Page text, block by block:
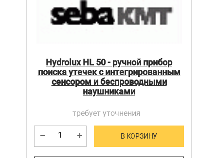
Hydrolux HL 50 - ручной прибор
поиска утечек с интегрированным
сенсором и беспроводными
наушниками
требует уточнения
В КОРЗИНУ